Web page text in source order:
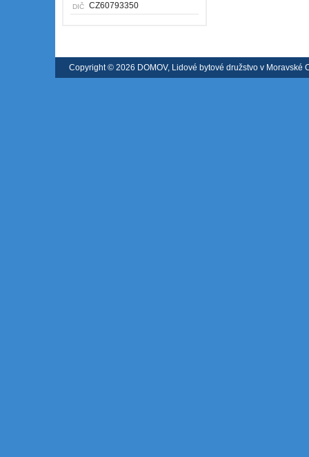
DIČ CZ60793350
Copyright © 2026 DOMOV, Lidové bytové družstvo v Moravské